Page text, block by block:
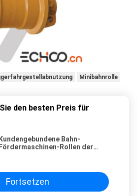
Minibahnrolle
den besten Preis für
Bahn-
Rollen der
Fortsetzen